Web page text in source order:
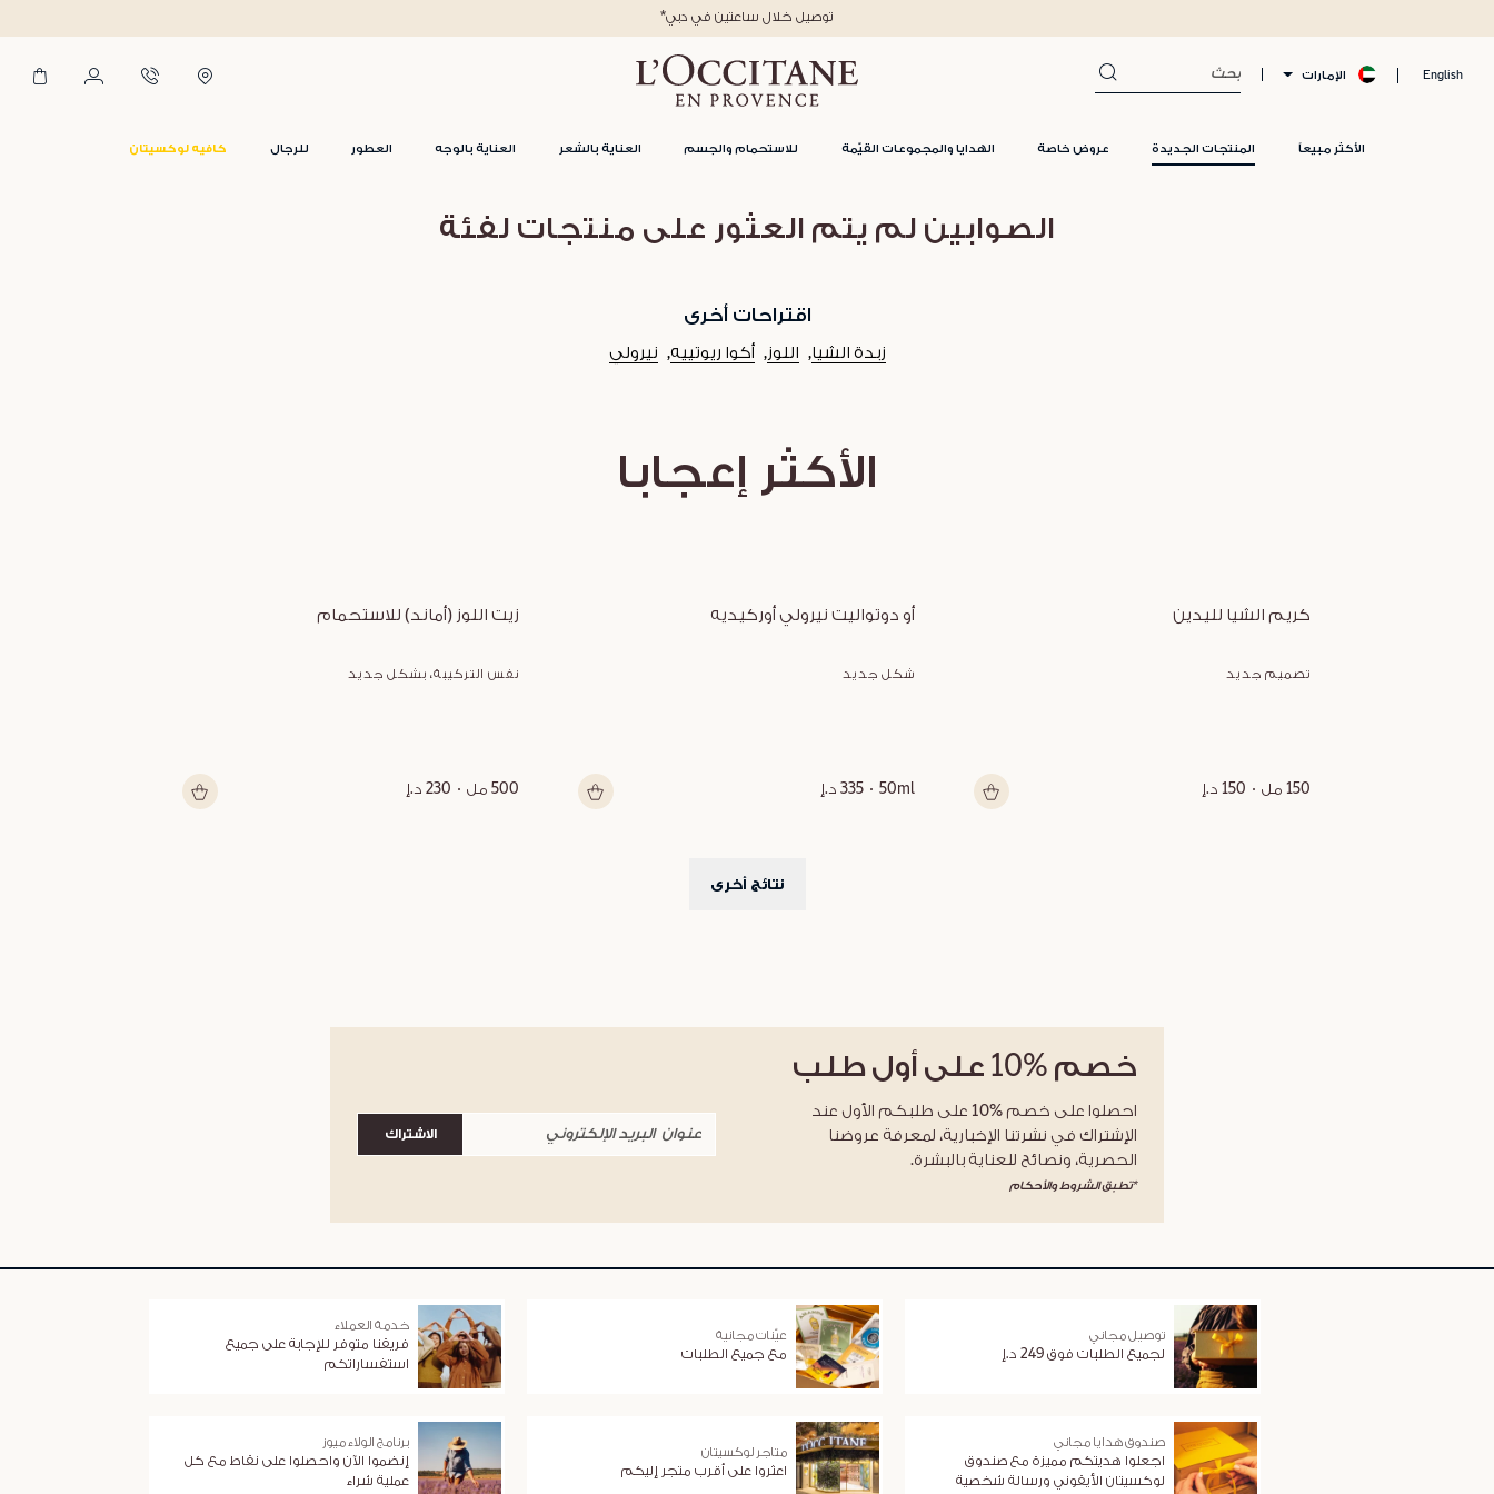
English الإمارات
الأكثر مبيعاً المنتجات الجديدة عروض خاصة الهدايا والمجموعات القيّمة للاستحمام والجسم العناية بالشعر العناية بالوجه العطور للرجال كافيه لوكسيتان
*توصيل خلال ساعتين في دبي
الصوابين لم يتم العثور على منتجات لفئة
اقتراحات أخرى
زبدة الشيا اللوز أكوا ريوتييه نيرولي
الأكثر إعجابا
كريم الشيا لليدين
تصميم جديد
150 مل 150 د.إ
أو دوتواليت نيرولي أوركيديه
شكل جديد
50ml 335 د.إ
زيت اللوز (أماند) للاستحمام
نفس التركيبة، بشكل جديد
500 مل 230 د.إ
نتائج أخرى
خصم %10 على أول طلب
احصلوا على خصم %10 على طلبكم الأول عند
الإشتراك في نشرتنا الإخبارية، لمعرفة عروضنا
الحصرية، ونصائح للعناية بالبشرة.
*تطبق الشروط والأحكام
الاشتراك
توصيل مجاني
لجميع الطلبات فوق 249 د.إ
عيّنات مجانية
مع جميع الطلبات
خدمة العملاء
فريقنا متوفر للإجابة على جميع
استفساراتكم
صندوق هدايا مجاني
اجعلوا هديتكم مميزة مع صندوق
لوكسيتان الأيقوني ورسالة شخصية
متاجر لوكسيتان
اعثروا على أقرب متجر إليكم
برنامج الولاء ميوز
إنضموا الآن واحصلوا على نقاط مع كل
عملية شراء